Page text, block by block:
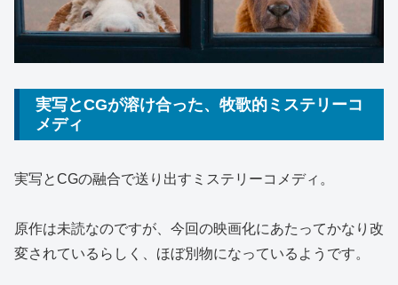
実写とCGが溶け合った、牧歌的ミステリーコ
メディ
実写とCGの融合で送り出すミステリーコメディ。
原作は未読なのですが、今回の映画化にあたってかなり改
変されているらしく、ほぼ別物になっているようです。